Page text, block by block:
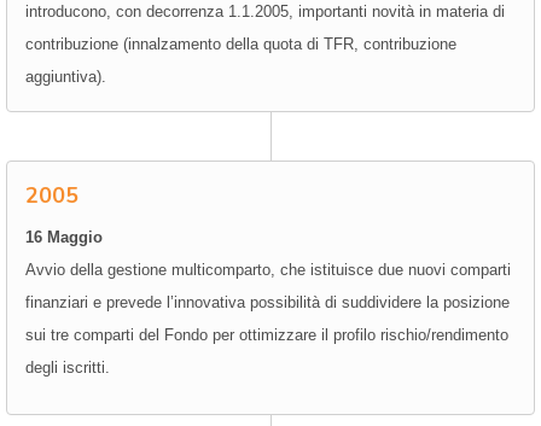
introducono, con decorrenza 1.1.2005, importanti novità in materia di
contribuzione (innalzamento della quota di TFR, contribuzione
aggiuntiva).
2005
16 Maggio
Avvio della gestione multicomparto, che istituisce due nuovi comparti
finanziari e prevede l’innovativa possibilità di suddividere la posizione
sui tre comparti del Fondo per ottimizzare il profilo rischio/rendimento
degli iscritti.